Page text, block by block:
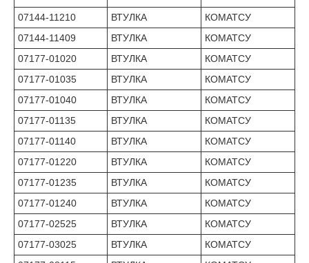
07144-11210
ВТУЛКА
КОМАТСУ
07144-11409
ВТУЛКА
КОМАТСУ
07177-01020
ВТУЛКА
КОМАТСУ
07177-01035
ВТУЛКА
КОМАТСУ
07177-01040
ВТУЛКА
КОМАТСУ
07177-01135
ВТУЛКА
КОМАТСУ
07177-01140
ВТУЛКА
КОМАТСУ
07177-01220
ВТУЛКА
КОМАТСУ
07177-01235
ВТУЛКА
КОМАТСУ
07177-01240
ВТУЛКА
КОМАТСУ
07177-02525
ВТУЛКА
КОМАТСУ
07177-03025
ВТУЛКА
КОМАТСУ